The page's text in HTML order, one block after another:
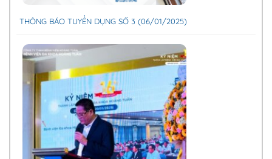
THÔNG BÁO TUYỂN DỤNG SỐ 3 (06/01/2025)